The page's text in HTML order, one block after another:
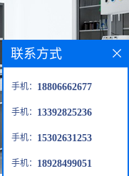
联系方式
手机： 18806662677
手机： 13392825236
手机： 15302631253
手机： 18928499051